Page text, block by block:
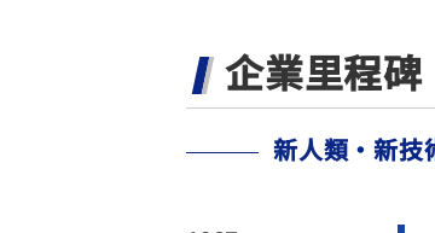
企業里程碑
新人類·新技